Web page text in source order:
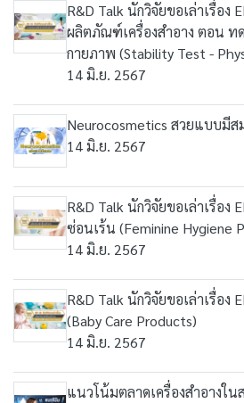
R&D Talk นักวิจัยขอเล่าเรื่อง
ผลิตภัณฑ์เครื่องสำอาง ตอน ท
กายภาพ (Stability Test -
14 มิ.ย. 2567
Neurocosmetics สวยแบบมีส
14 มิ.ย. 2567
R&D Talk นักวิจัยขอเล่าเรื่อ
ซ่อนเร้น (Feminine Hygiene
14 มิ.ย. 2567
R&D Talk นักวิจัยขอเล่าเรื่อง
(Baby Care Products)
14 มิ.ย. 2567
แนวโน้มตลาดเครื่องสำอางใน